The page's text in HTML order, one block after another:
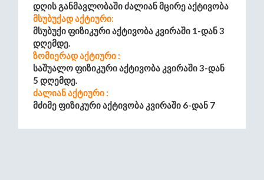
Დღის Განმავლობაში Ძალიან Მცირე Აქტივობა
Მსუბუქად Აქტიური:
Მსუბუქი Ფიზიკური Აქტივობა Კვირაში 1-Დან 3
Დღემდე.
Ზომიერად Აქტიური :
Საშუალო Ფიზიკური Აქტივობა Კვირაში 3-Დან
5 Დღემდე.
Ძალიან Აქტიური :
Მძიმე Ფიზიკური Აქტივობა Კვირაში 6-Დან 7
Უკიდურესად Აქტიური :